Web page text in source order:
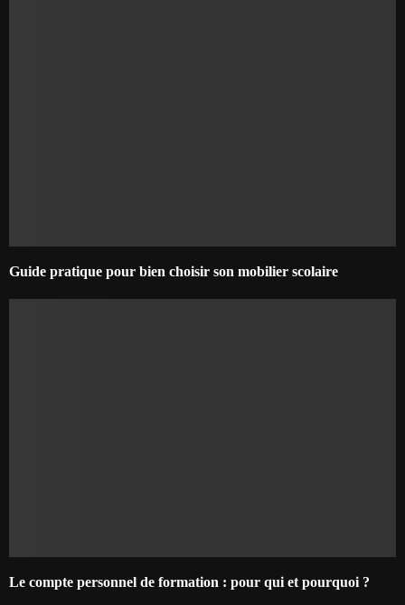
Guide pratique pour bien choisir son mobilier scolaire
Le compte personnel de formation : pour qui et pourquoi ?